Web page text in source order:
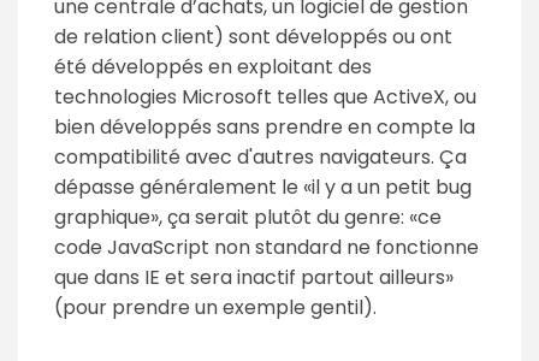
une centrale d’achats, un logiciel de gestion
de relation client) sont développés ou ont
été développés en exploitant des
technologies Microsoft telles que ActiveX, ou
bien développés sans prendre en compte la
compatibilité avec d'autres navigateurs. Ça
dépasse généralement le «il y a un petit bug
graphique», ça serait plutôt du genre: «ce
code JavaScript non standard ne fonctionne
que dans IE et sera inactif partout ailleurs»
(pour prendre un exemple gentil).